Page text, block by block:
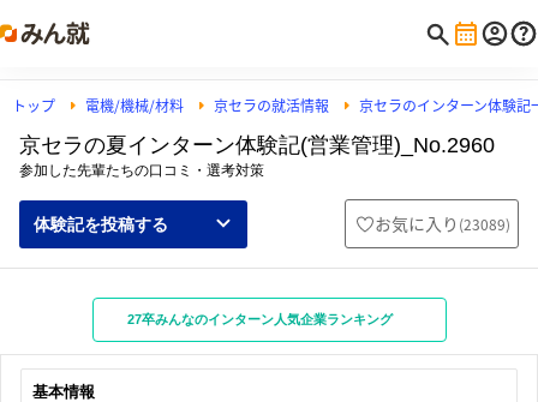
トップ 電機/機械/材料 京セラの就活情報 京セラのインターン体験記
京セラの夏インターン体験記(営業管理)_No.2960
参加した先輩たちの口コミ・選考対策
体験記を投稿する お気に入り (23089)
27卒みんなのインターン人気企業ランキング
基本情報